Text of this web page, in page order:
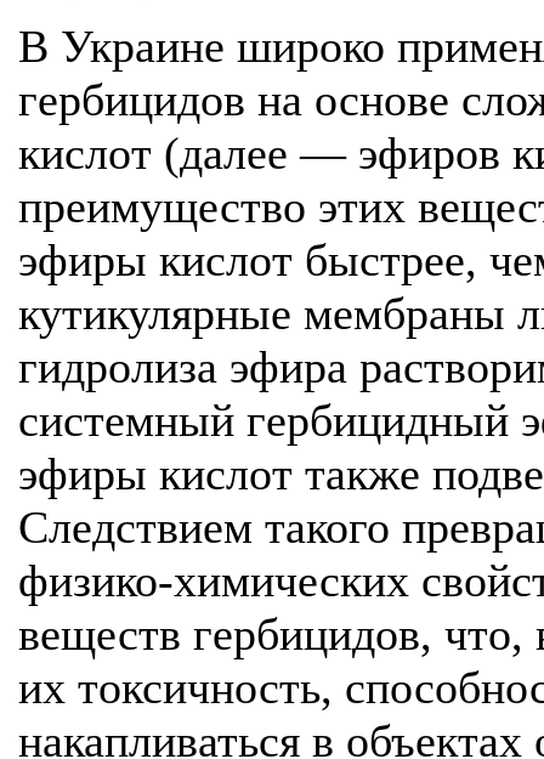
В Украине широко
гербицидов на основе
кислот (далее — эфиров
преимущество этих
эфиры кислот быстрее,
кутикулярные мембраны
гидролиза эфира
системный гербицидный
эфиры кислот также
Следствием такого
физико-химических
веществ гербицидов,
их токсичность,
накапливаться в